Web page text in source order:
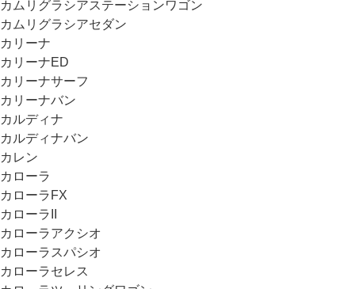
カムリグラシアステーションワゴン
カムリグラシアセダン
カリーナ
カリーナED
カリーナサーフ
カリーナバン
カルディナ
カルディナバン
カレン
カローラ
カローラFX
カローラII
カローラアクシオ
カローラスパシオ
カローラセレス